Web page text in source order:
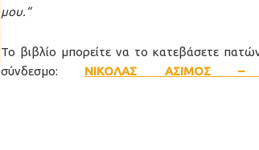
μου.”
Το βιβλίο μπορείτε να το κατεβάσετε
σύνδεσμο: ΝΙΚΟΛΑΣ ΑΣΙΜΟΣ –